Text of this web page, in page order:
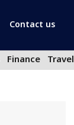
Contact us
Finance Travel